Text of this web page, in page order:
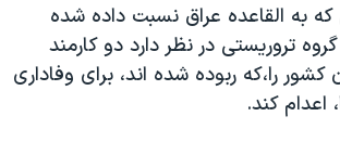
کادر رهبری ایران
که به القاعده عراق نسبت داده شده
تروريستی در نظر دارد دو کارمند
را،که ربوده شده اند، برای وفاداری
اعدام کند.